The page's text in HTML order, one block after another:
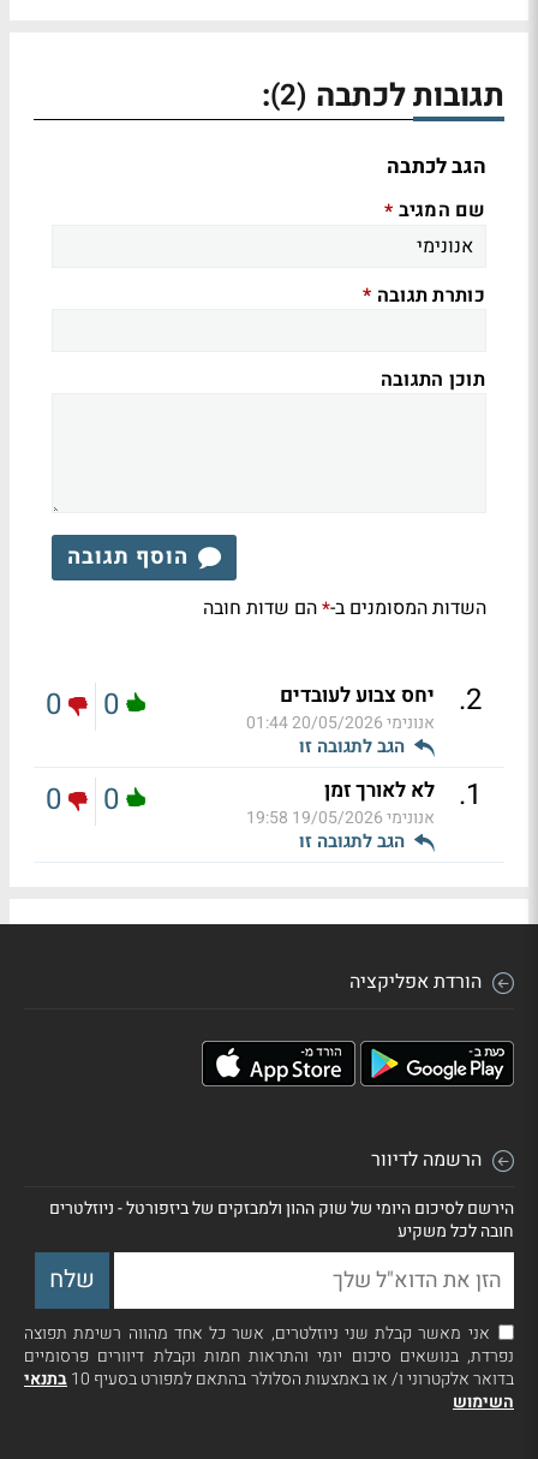
תגובות לכתבה (2)
:
הגב לכתבה
שם המגיב *
כותרת תגובה *
תוכן התגובה
הוסף תגובה
השדות המסומנים ב-*הם שדות חובה
2
. יחס צבוע לעובדים
אנונימי20/05/2026 01:44
הגב לתגובה זו
0
0
1
. לא לאורך זמן
אנונימי19/05/2026 19:58
הגב לתגובה זו
0
0
הורדת אפליקציה
הרשמה לדיוור
הירשם לסיכום היומי של שוק ההון ולמבזקים של ביזפורטל - ניוזלטרים
חובה לכל משקיע
אני מאשר קבלת שני ניוזלטרים, אשר כל אחד מהווה רשימת תפוצה
נפרדת, בנושאים סיכום יומי והתראות חמות וקבלת דיוורים פרסומיים
בדואר אלקטרוני ו/ או באמצעות הסלולר בהתאם למפורט בסעיף 10
בתנאי
השימוש